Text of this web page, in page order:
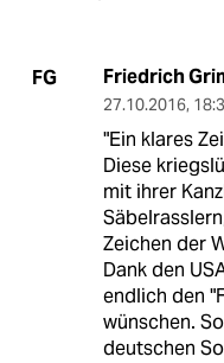
FG Friedrich
27.10.2016,
"Ein klares
Diese
mit ihrer
Zeichen der
Dank den
endlich den
wünschen.
deutschen